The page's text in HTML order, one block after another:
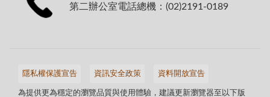
第二辦公室電話總機：(02)2191-0189
隱私權保護宣告 資訊安全政策 資料開放宣告
為提供更為穩定的瀏覽品質與使用體驗，建議更新瀏覽器至以下版